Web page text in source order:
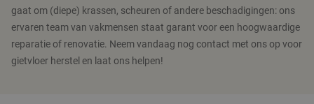
gaat om (diepe) krassen, scheuren of andere beschadigingen: ons
ervaren team van vakmensen staat garant voor een hoogwaardige
reparatie of renovatie. Neem vandaag nog contact met ons op voor
gietvloer herstel en laat ons helpen!